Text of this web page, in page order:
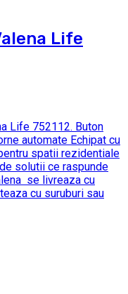
Life
Life 752112. Buton
automate Echipat cu
spatii rezidentiale
solutii ce raspunde
se livreaza cu
cu suruburi sau